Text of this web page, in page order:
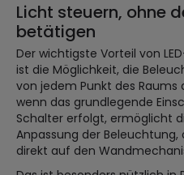
Licht steuern, ohne
betätigen
Der wichtigste Vorteil von
ist die Möglichkeit, die
von jedem Punkt des Raums
wenn das grundlegende
Schalter erfolgt, ermöglicht
Anpassung der
direkt auf den